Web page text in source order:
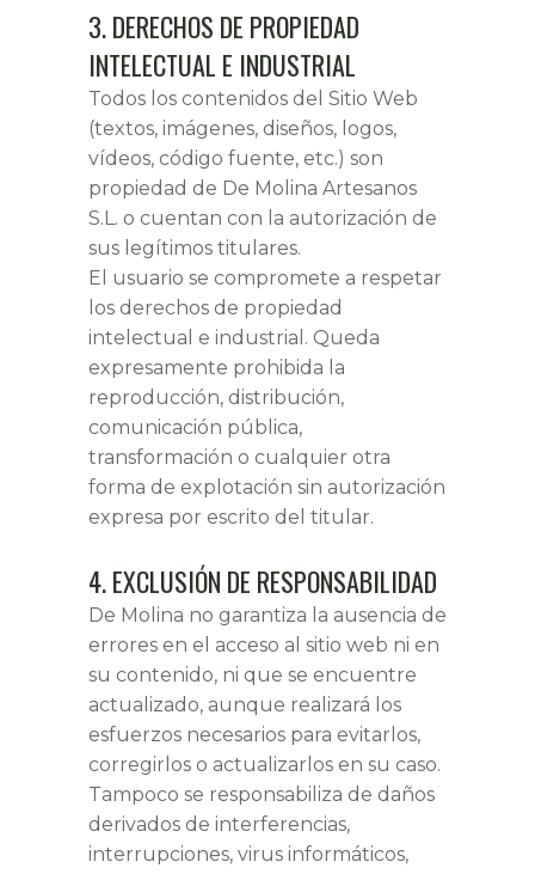
3. DERECHOS DE PROPIEDAD
INTELECTUAL E INDUSTRIAL
Todos los contenidos del Sitio Web
(textos, imágenes, diseños, logos,
vídeos, código fuente, etc.) son
propiedad de De Molina Artesanos
S.L. o cuentan con la autorización de
sus legítimos titulares.
El usuario se compromete a respetar
los derechos de propiedad
intelectual e industrial. Queda
expresamente prohibida la
reproducción, distribución,
comunicación pública,
transformación o cualquier otra
forma de explotación sin autorización
expresa por escrito del titular.
4. EXCLUSIÓN DE RESPONSABILIDAD
De Molina no garantiza la ausencia de
errores en el acceso al sitio web ni en
su contenido, ni que se encuentre
actualizado, aunque realizará los
esfuerzos necesarios para evitarlos,
corregirlos o actualizarlos en su caso.
Tampoco se responsabiliza de daños
derivados de interferencias,
interrupciones, virus informáticos,